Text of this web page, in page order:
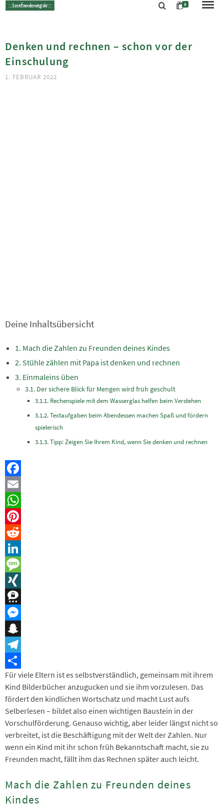
0
Denken und rechnen – schon vor der
Einschulung
1. FEBRUAR 2022
Deine Inhaltsübersicht
Mach die Zahlen zu Freunden deines Kindes
Stühle zählen mit Papa ist denken und rechnen
Einmaleins üben
Der sichere Blick für Mengen wird früh geschult
Rechenspiele mit dem Wasserglas helfen beim Verstehen
Textaufgaben beim Abendessen machen Spaß und fördern
spielerisch
Tipp: Zeigen Sie Ihrem Kind, wenn Sie denken und rechnen
Facebook
Email
WhatsApp
Pinterest
Reddit
LinkedIn
Message
XING
Threema
Messenger
Snapchat
Telegram
Teilen
Für viele Eltern ist es selbstverständlich, gemeinsam mit ihrem
Kind Bilderbücher anzugucken und sie ihm vorzulesen. Das
fördert den kindlichen Wortschatz und macht Lust aufs
Selberlesen – bildet also einen wichtigen Baustein in der
Vorschulförderung. Genauso wichtig, aber leider längst nicht so
verbreitet, ist die Beschäftigung mit der Welt der Zahlen. Nur
wenn ein Kind mit ihr schon früh Bekanntschaft macht, sie zu
Freunden macht, fällt ihm das Rechnen später auch leicht.
Mach die Zahlen zu Freunden deines
Kindes